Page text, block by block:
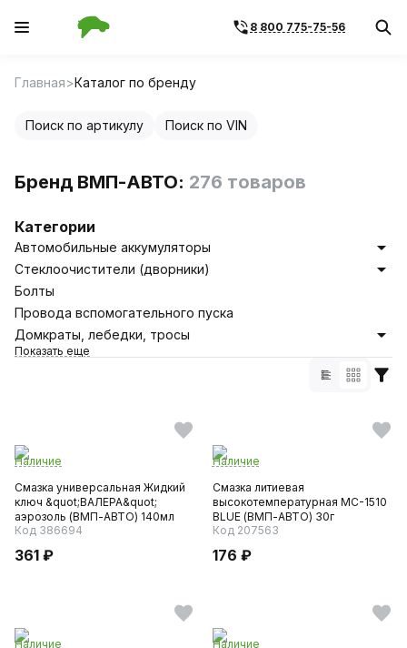
8 800 775-75-56
Главная Каталог по бренду
Поиск по артикулу Поиск по VIN
Бренд ВМП-АВТО: 276 товаров
Категории
Автомобильные аккумуляторы
Стеклоочистители (дворники)
Болты
Провода вспомогательного пуска
Домкраты, лебедки, тросы
Показать еще
Наличие
Смазка универсальная Жидкий
ключ &quot;ВАЛЕРА&quot;
аэрозоль (ВМП-АВТО) 140мл
Код 386694
361 ₽
Наличие
Смазка литиевая
высокотемпературная МС-1510
BLUE (ВМП-АВТО) 30г
Код 207563
176 ₽
Наличие
Наличие